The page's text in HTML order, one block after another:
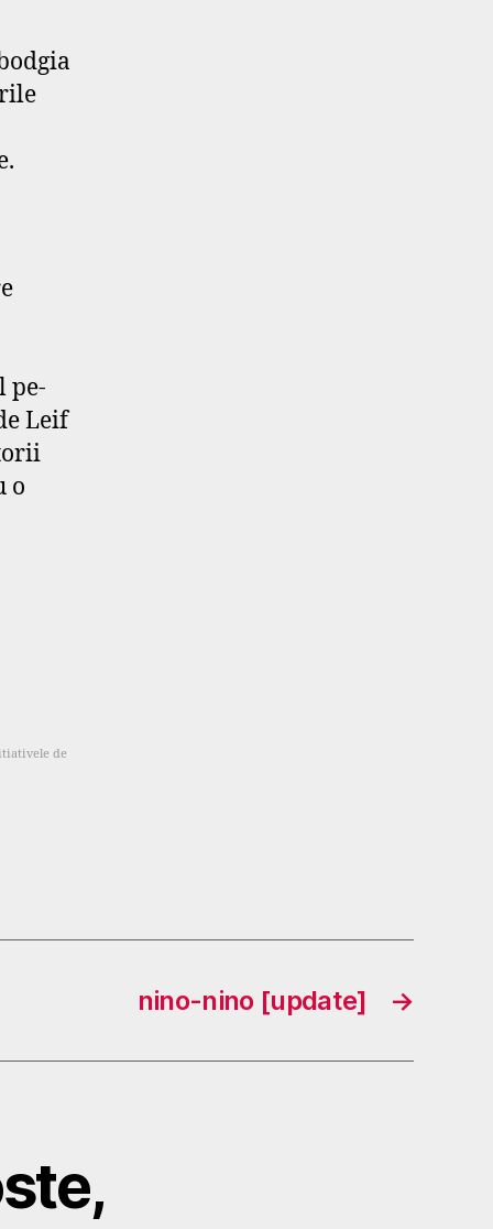
pe-
Leif
o
de
→
nino-nino [update]